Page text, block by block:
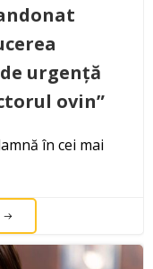
urgență
ovin”
în cei mai